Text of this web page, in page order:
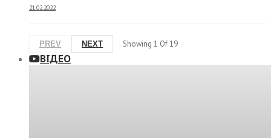
21.02.2022
PREV NEXT Showing 1 Of19
ВІДЕО